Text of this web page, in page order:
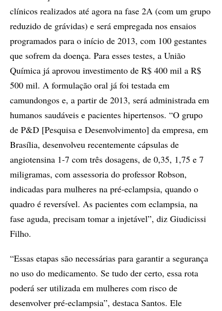
clínicos realizados até agora na fase 2A (com um grupo
reduzido de grávidas) e será empregada nos ensaios
programados para o início de 2013, com 100 gestantes
que sofrem da doença. Para esses testes, a União
Química já aprovou investimento de R$ 400 mil a R$
500 mil. A formulação oral já foi testada em
camundongos e, a partir de 2013, será administrada em
humanos saudáveis e pacientes hipertensos. “O grupo
de P&D [Pesquisa e Desenvolvimento] da empresa, em
Brasília, desenvolveu recentemente cápsulas de
angiotensina 1-7 com três dosagens, de 0,35, 1,75 e 7
miligramas, com assessoria do professor Robson,
indicadas para mulheres na pré-eclampsia, quando o
quadro é reversível. As pacientes com eclampsia, na
fase aguda, precisam tomar a injetável”, diz Giudicissi
Filho.
“Essas etapas são necessárias para garantir a segurança
no uso do medicamento. Se tudo der certo, essa rota
poderá ser utilizada em mulheres com risco de
desenvolver pré-eclampsia”, destaca Santos. Ele